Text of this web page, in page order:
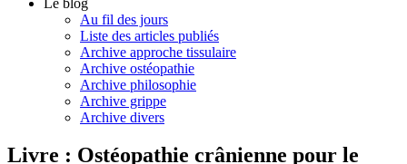
Au fil des jours
Liste des articles publiés
Archive approche tissulaire
Archive ostéopathie
Archive philosophie
Archive grippe
Archive divers
Livre : Ostéopathie crânienne pour le